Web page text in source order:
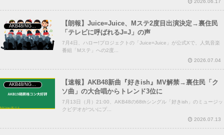
2026.06.17
【朗報】Juice=Juice、Mステ2度目出演決定→裏住民
「テレビに呼ばれるJ=J」の声
7月4日、ハロー!プロジェクトの「Juice=Juice」が公式Xで、人気音楽
番組「Mステ」への2度...
2026.07.04
AKB48/NGT48/他アイドル
【速報】AKB48新曲『好きish』MV解禁→裏住民「ク
ソ曲」の大合唱からトレンド3位に
7月13日（月）21:00、AKB48の68thシングル「好きish」のミュージッ
クビデオがついにプ...
2026.07.13